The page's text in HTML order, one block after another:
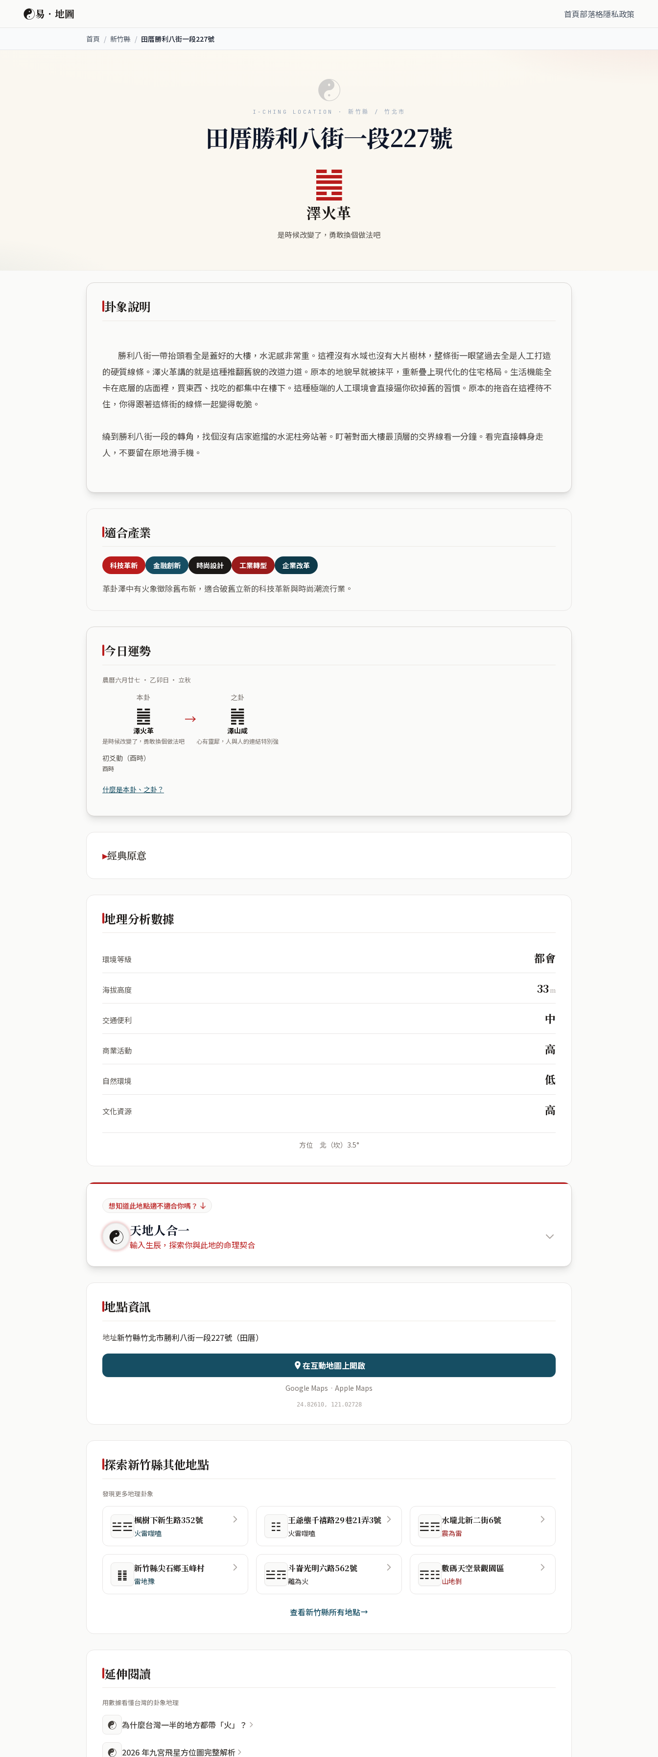
☯易．地圖 首頁部落格隱私政策
首頁 / 新竹縣 / 田厝勝利八街一段227號
☯
I-CHING LOCATION · 新竹縣 / 竹北市
田厝勝利八街一段227號
䷰
澤火革
是時候改變了，勇敢換個做法吧
卦象說明
的硬質線條。澤火革講的就是這種推翻舊貌的改道力道。原本的地貌早就被抹平，重新疊上現代化的住宅格局。生活機能全
卡在底層的店面裡，買東西、找吃的都集中在樓下。這種極端的人工環境會直接逼你砍掉舊的習慣。原本的拖沓在這裡待不
住，你得跟著這條街的線條一起變得乾脆。
繞到勝利八街一段的轉角，找個沒有店家遮擋的水泥柱旁站著。盯著對面大樓最頂層的交界線看一分鐘。看完直接轉身走
人，不要留在原地滑手機。
適合產業
科技革新 金融創新 時尚設計 工業轉型 企業改革
革卦澤中有火象徵除舊布新，適合破舊立新的科技革新與時尚潮流行業。
今日運勢
農曆六月廿七 ・ 乙卯日 ・ 立秋
本卦
䷰
澤火革
是時候改變了，勇敢換個做法吧
→
之卦
䷞
澤山咸
心有靈犀，人與人的連結特別強
初爻動（酉時）
酉時
什麼是本卦、之卦？
經典原意
地理分析數據
環境等級 都會
海拔高度 33m
交通便利 中
商業活動 高
自然環境 低
文化資源 高
方位 北（坎）3.5°
想知道此地點適不適合你嗎？
☯ 天地人合一
輸入生辰，探索你與此地的命理契合
地點資訊
地址新竹縣竹北市勝利八街一段227號（田厝）
在互動地圖上開啟
Google Maps · Apple Maps
24.82610, 121.02728
探索新竹縣其他地點
發現更多地理卦象
☱☲楓樹下新生路352號
火雷噬嗑 ☷ 王爺壟千禧路29巷21弄3號
火雷噬嗑 ☱☶水壠北新二街6號
震為雷
䷁ 新竹縣尖石鄉玉峰村
雷地豫 ☱☶斗崙光明六路562號
離為火 ☶☷數碼天空景觀園區
山地剝
查看新竹縣所有地點
延伸閱讀
用數據看懂台灣的卦象地理
☯ 為什麼台灣一半的地方都帶「火」？
☯ 2026 年九宮飛星方位圖完整解析